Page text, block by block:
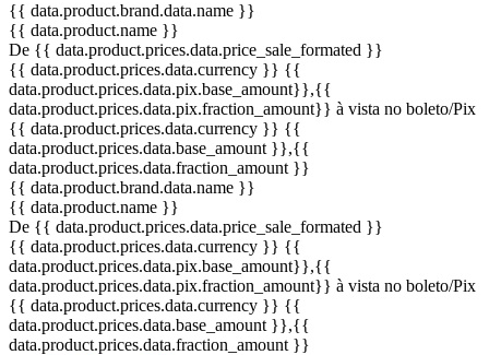
{{ data.product.brand.data.name }}
{{ data.product.name }}
De {{ data.product.prices.data.price_sale_formated }}
{{ data.product.prices.data.currency }} {{
data.product.prices.data.pix.base_amount}},{{
data.product.prices.data.pix.fraction_amount}} à vista no boleto/Pix
{{ data.product.prices.data.currency }} {{
data.product.prices.data.base_amount }},{{
data.product.prices.data.fraction_amount }}
{{ data.product.brand.data.name }}
{{ data.product.name }}
De {{ data.product.prices.data.price_sale_formated }}
{{ data.product.prices.data.currency }} {{
data.product.prices.data.pix.base_amount}},{{
data.product.prices.data.pix.fraction_amount}} à vista no boleto/Pix
{{ data.product.prices.data.currency }} {{
data.product.prices.data.base_amount }},{{
data.product.prices.data.fraction_amount }}